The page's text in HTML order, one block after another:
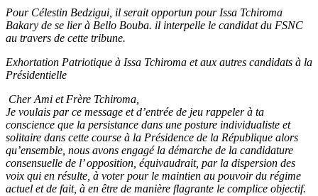
Pour Célestin Bedzigui, il serait opportun pour Issa Tchiroma
Bakary de se lier à Bello Bouba. il interpelle le candidat du FSNC
au travers de cette tribune.
Exhortation Patriotique à Issa Tchiroma et aux autres candidats à la
Présidentielle
Cher Ami et Frère Tchiroma,
Je voulais par ce message et d’entrée de jeu rappeler à ta
conscience que la persistance dans une posture individualiste et
solitaire dans cette course à la Présidence de la République alors
qu’ensemble, nous avons engagé la démarche de la candidature
consensuelle de l’ opposition, équivaudrait, par la dispersion des
voix qui en résulte, à voter pour le maintien au pouvoir du régime
actuel et de fait, à en être de manière flagrante le complice objectif.